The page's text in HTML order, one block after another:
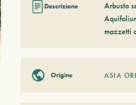
Descrizione
Arbusto
mazzetti
Origine ASIA